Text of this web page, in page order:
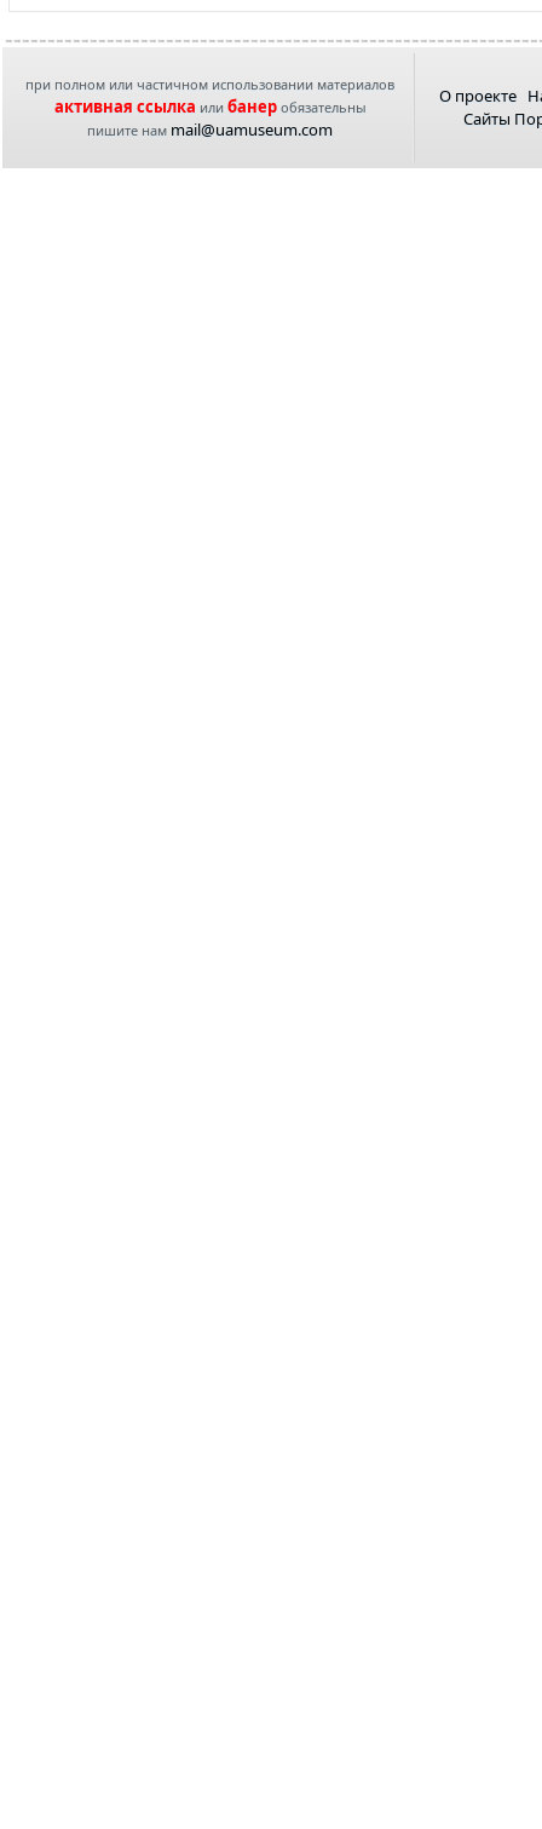
при полном или частичном использовании материалов
активная ссылка или банеробязательны
пишите нам mail@uamuseum.com
О проекте
Сайты